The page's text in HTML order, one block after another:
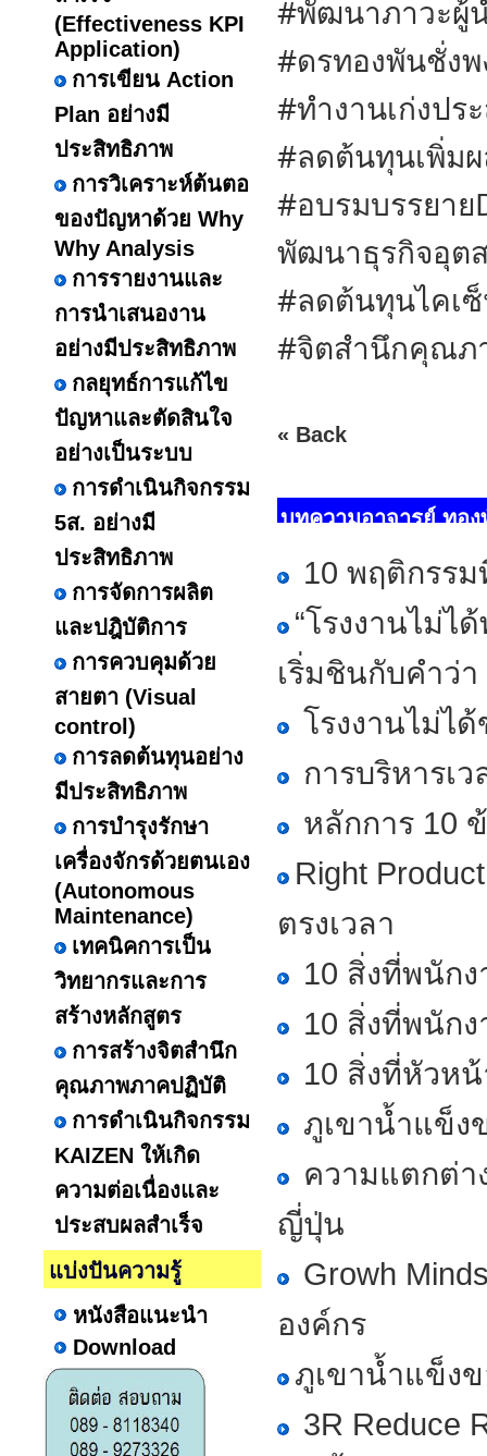
(Effectiveness KPI
Application)
การเขียน Action
Plan อย่างมี
ประสิทธิภาพ
การวิเคราะห์ต้นตอ
ของปัญหาด้วย Why
Why Analysis
การรายงานและ
การนำเสนองาน
อย่างมีประสิทธิภาพ
กลยุทธ์การแก้ไข
ปัญหาและตัดสินใจ
อย่างเป็นระบบ
การดำเนินกิจกรรม
5ส. อย่างมี
ประสิทธิภาพ
การจัดการผลิต
และปฎิบัติการ
การควบคุมด้วย
สายตา (Visual
control)
การลดต้นทุนอย่าง
มีประสิทธิภาพ
การบำรุงรักษา
เครื่องจักรด้วยตนเอง
(Autonomous
Maintenance)
เทคนิคการเป็น
วิทยากรและการ
สร้างหลักสูตร
การสร้างจิตสำนึก
คุณภาพภาคปฏิบัติ
การดำเนินกิจกรรม
KAIZEN ให้เกิด
ความต่อเนื่องและ
ประสบผลสำเร็จ
แบ่งปันความรู้
หนังสือแนะนำ
Download
#พัฒนาภาวะผู้
#ดรทองพันชั่ง
#ทำงานเก่งปร
#ลดต้นทุนเพิ่มผ
#อบรมบรรยา
พัฒนาธุรกิจอุต
#ลดต้นทุนไคเซ็
#จิตสำนึกคุณภ
« Back
บทความอาจารย์ ทอ
10 พฤติกรร
“โรงงานไม่ไ
เริ่มชินกับคำว่า
โรงงานไม่ไ
การบริหารเ
หลักการ 10
Right
ตรงเวลา
10 สิ่งที่พนัก
10 สิ่งที่พนัก
10 สิ่งที่หัวห
ภูเขาน้ำแข็ง
ความแตกต่า
ญี่ปุ่น
Growh
องค์กร
ภูเขาน้ำแข็ง
3R Reduce